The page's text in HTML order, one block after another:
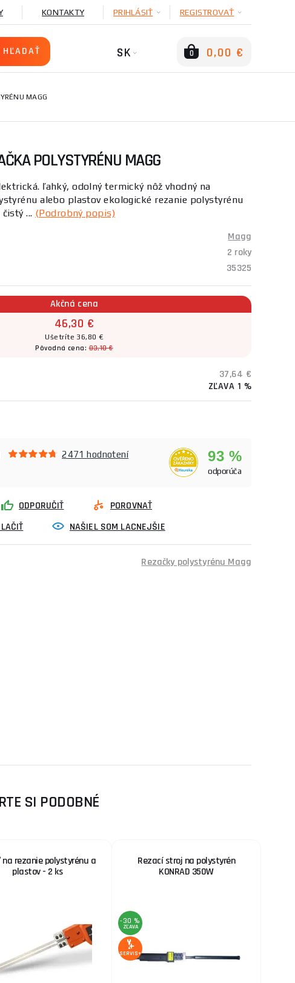
KONTAKTY PRIHLÁSIŤ REGISTROVAŤ
SK 0 0,00 €
MAGG
POLYSTYRÉNU MAGG
ľahký, odolný termický nôž vhodný na
alebo plastov ekologické rezanie polystyrénu
... (Podrobný popis)
Magg
2 roky
35325
Akčná cena
46,30 €
Ušetríte 36,80 €
Pôvodná cena:83,10 €
37,64 €
ZĽAVA 1 %
2471 hodnotení
93 %
odporúča
ODPORUČIŤ
POROVNAŤ
NAŠIEL SOM LACNEJŠIE
Rezačky polystyrénu Magg
SI PODOBNÉ
na rezanie polystyrénu a
plastov - 2 ks
Rezací stroj na polystyrén
KONRAD 350W
-30 %
ZĽAVA
SERVIS+